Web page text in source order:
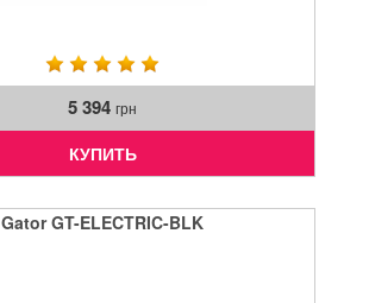
5 394 грн
КУПИТЬ
Gator GT-ELECTRIC-BLK